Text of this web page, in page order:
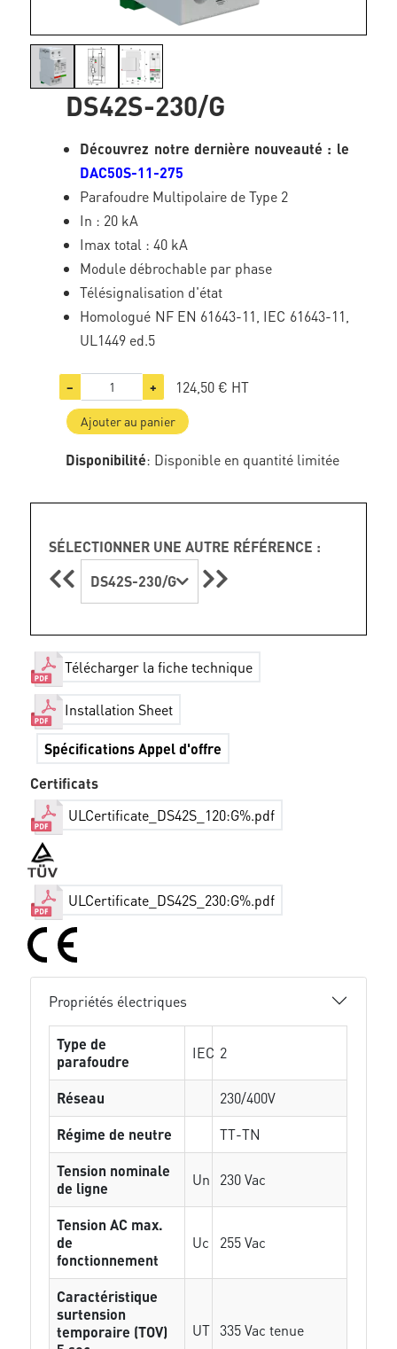
DS42S-230/G
Découvrez notre dernière nouveauté : le
DAC50S-11-275
Parafoudre Multipolaire de Type 2
In : 20 kA
Imax total : 40 kA
Module débrochable par phase
Télésignalisation d'état
Homologué NF EN 61643-11, IEC 61643-11,
UL1449 ed.5
− + 124,50 € HT
Ajouter au panier
Disponibilité: Disponible en quantité limitée
SÉLECTIONNER UNE AUTRE RÉFÉRENCE :
DS42S-230/G
Télécharger la fiche technique
Installation Sheet
Spécifications Appel d'offre
Certificats
ULCertificate_DS42S_120:G%.pdf
ULCertificate_DS42S_230:G%.pdf
Propriétés électriques
Type de
parafoudre
IEC 2
Réseau
230/400V
Régime de neutre
TT-TN
Tension nominale
de ligne
Un 230 Vac
Tension AC max.
de
fonctionnement
Uc 255 Vac
Caractéristique
surtension
temporaire (TOV)
UT 335 Vac tenue